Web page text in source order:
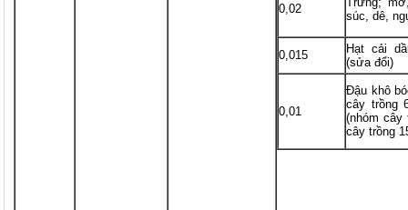
0,02
súc, dê,
0,015
Hạt cải
(sửa đổi)
0,01
Đậu khô
cây trồng
(nhóm cây
cây trồng